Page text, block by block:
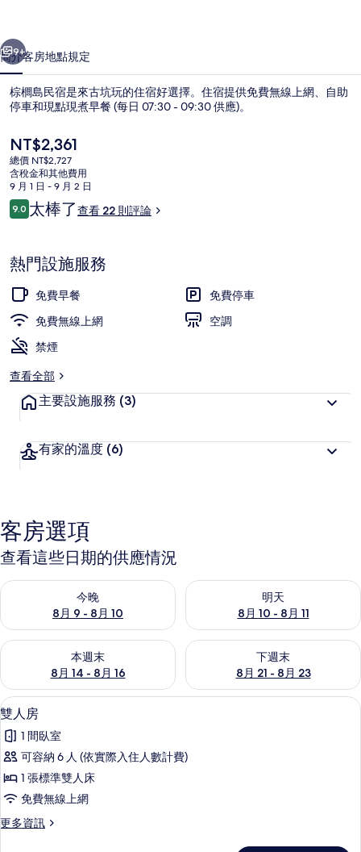
片
集
個
9+
簡介客房地點規定
棕櫚島民宿是來古坑玩的住宿好選擇。住宿提供免費無線上網、自助
停車和現點現煮早餐 (每日 07:30 - 09:30 供應)。
目
前
的
價
格
是
NT$2,361
總價 NT$2,727
含稅金和其他費用
9 月 1 日 - 9 月 2 日
評
論
9.09.0 分，滿分 10 分，
太棒了查看 22 則評論
熱門設施服務
免費早餐
免費停車
免費無線上網
空調
禁煙
查看全部
主要設施服務 (3)
有家的溫度 (6)
客房選項
查看這些日期的供應情況
今晚
8月 9 - 8月 10
查看今晚 (8月 9 - 8月 10) 的供應情況
明天
8月 10 - 8月 11
查看明天 (8月 10 - 8月 11) 的
本週末
8月 14 - 8月 16
查看本週末 (8月 14 - 8月 16) 的供應情況
下週末
8月 21 - 8月 23
查看下週末 (8月 21 - 8月 23)
顯
示
雙
人
房
所
書桌、遮光布/窗簾、隔音、免費無線
4
雙人房
1 間臥室
可容納 6 人 (依實際入住人數計費)
1 張標準雙人床
免費無線上網
更多資訊
更